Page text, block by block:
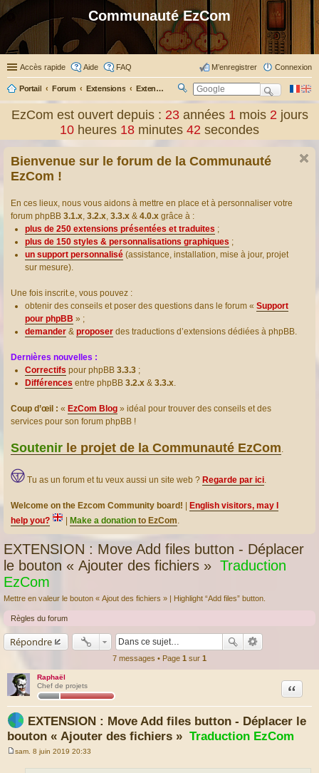
Communauté EzCom
Accès rapide Aide FAQ Connexion
M’enregistrer
Portail Forum Extensions Extensions présentées & traduites
ec
er
EzCom est ouvert depuis : 23 années1 mois2 jours
10 heures 18 minutes 43 secondes
Bienvenue sur le forum de la Communauté
EzCom !
En ces lieux, nous vous aidons à mettre en place et à personnaliser votre
forum phpBB 3.1.x, 3.2.x, 3.3.x & 4.0.x grâce à :
plus de 250 extensions présentées et traduites ;
plus de 150 styles & personnalisations graphiques ;
un support personnalisé (assistance, installation, mise à jour, projet
sur mesure).
Une fois inscrit.e, vous pouvez :
obtenir des conseils et poser des questions dans le forum « Support
pour phpBB » ;
demander & proposer des traductions d’extensions dédiées à phpBB.
Dernières nouvelles :
Correctifs pour phpBB 3.3.3 ;
Différences entre phpBB 3.2.x & 3.3.x.
Coup d’œil : « EzCom Blog » idéal pour trouver des conseils et des
services pour son forum phpBB !
Soutenir le projet de la Communauté EzCom.
Tu as un forum et tu veux aussi un site web ? Regarde par ici.
Welcome on the Ezcom Community board!
English visitors, may I
help you?
Make a donation to EzCom.
EXTENSION : Move Add files button - Déplacer
le bouton « Ajouter des fichiers » Traduction
EzCom
Mettre en valeur le bouton « Ajout des fichiers » | Highlight “Add files” button.
Règles du forum
Répondre
7 messages • Page 1 sur 1
Raphaël
Chef de projets
EXTENSION : Move Add files button - Déplacer le
bouton « Ajouter des fichiers » Traduction EzCom
Citation
sam. 8 juin 2019 20:33